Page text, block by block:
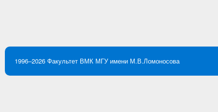
1996–2026 Факультет ВМК МГУ имени М.В.Ломоносова